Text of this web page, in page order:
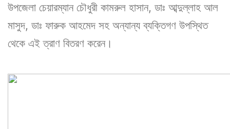
উপজেলা চেয়ারম্যান চৌধুরী কামরুল হাসান, ডাঃ আব্দুল্লাহ আল
মাসুদ, ডাঃ ফারুক আহমেদ সহ অন্যান্য ব্যক্তিগণ উপস্থিত
থেকে এই ত্রাণ বিতরণ করেন।